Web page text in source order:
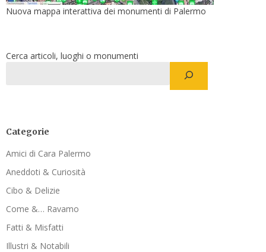
Nuova mappa interattiva dei monumenti di Palermo
Cerca articoli, luoghi o monumenti
Categorie
Amici di Cara Palermo
Aneddoti & Curiosità
Cibo & Delizie
Come &… Ravamo
Fatti & Misfatti
Illustri & Notabili